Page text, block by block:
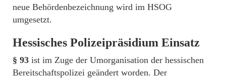
neue Behördenbezeichnung wird im HSOG
umgesetzt.
Hessisches Polizeipräsidium Einsatz
§ 93 ist im Zuge der Umorganisation der hessischen
Bereitschaftspolizei geändert worden. Der